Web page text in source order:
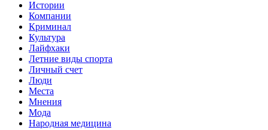
Истории
Компании
Криминал
Культура
Лайфхаки
Летние виды спорта
Личный счет
Люди
Места
Мнения
Мода
Народная медицина